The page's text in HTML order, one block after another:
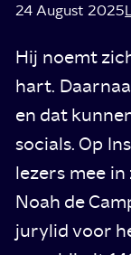
24 August 2025
Hij noemt
hart.
en dat
socials. Op
lezers mee
Noah de
jurylid voor